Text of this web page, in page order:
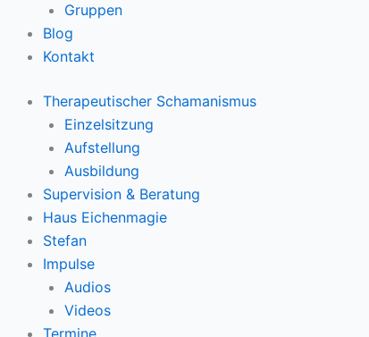
Gruppen
Blog
Kontakt
Therapeutischer Schamanismus
Einzelsitzung
Aufstellung
Ausbildung
Supervision & Beratung
Haus Eichenmagie
Stefan
Impulse
Audios
Videos